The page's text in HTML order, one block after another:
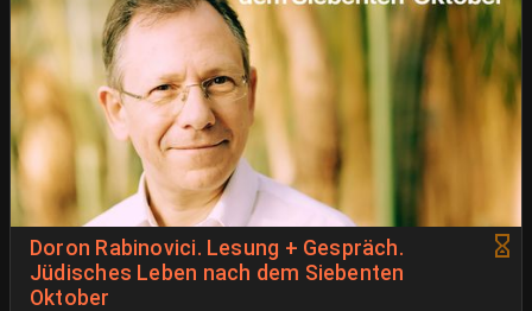
Doron Rabinovici. Lesung + Gespräch.
Jüdisches Leben nach dem Siebenten
Oktober